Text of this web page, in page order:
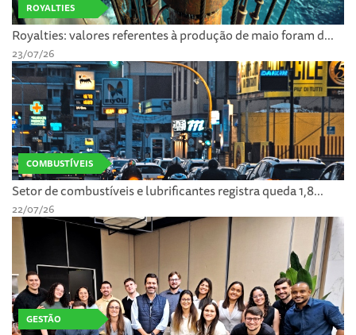
ROYALTIES
Royalties: valores referentes à produção de maio foram d...
23/07/26
COMBUSTÍVEIS
Setor de combustíveis e lubrificantes registra queda 1,8...
22/07/26
GESTÃO